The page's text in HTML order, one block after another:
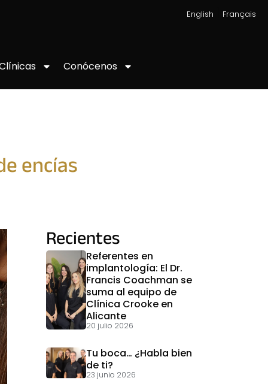
English Français
Conócenos
encías
Recientes
Referentes en
implantología: El Dr.
Francis Coachman se
suma al equipo de
Clínica Crooke en
Alicante
20 julio 2026
Tu boca… ¿Habla bien
de ti?
23 junio 2026